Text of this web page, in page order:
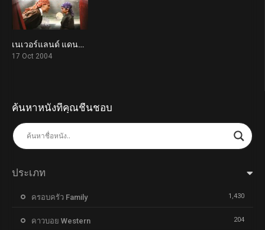
7.6
เนเวอร์แลนด์ แดนรักมหัศจรรย์ Finding Neverland (2004)
17 Oct 2004
ค้นหาหนังที่คุณชื่นชอบ
ประเภท
ครอบครัว Family 1,430
คาวบอย Western 204